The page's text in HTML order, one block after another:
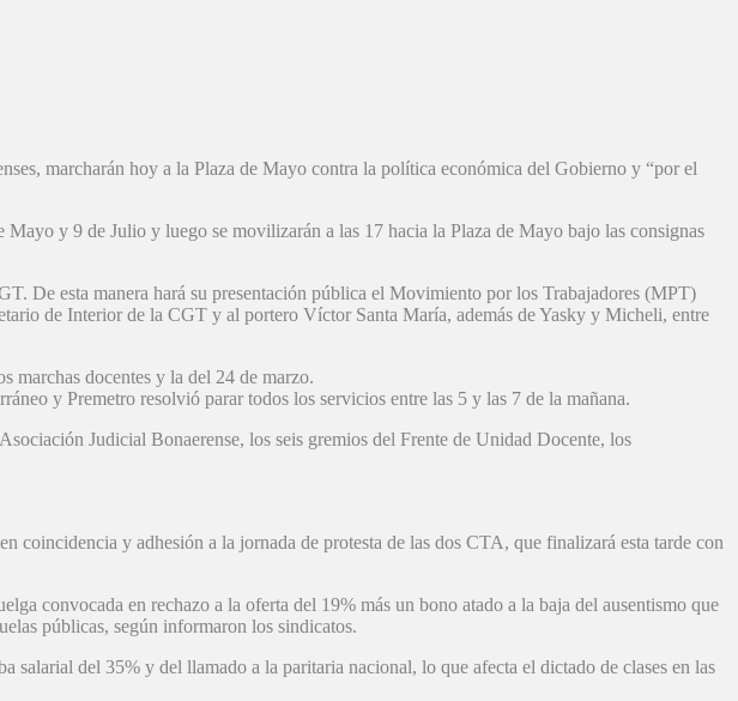
marcharán hoy a la Plaza de Mayo contra la política económica del Gobierno y “por el
y 9 de Julio y luego se movilizarán a las 17 hacia la Plaza de Mayo bajo las consignas
De esta manera hará su presentación pública el Movimiento por los Trabajadores (MPT)
de Interior de la CGT y al portero Víctor Santa María, además de Yasky y Micheli, entre
marchas docentes y la del 24 de marzo.
y Premetro resolvió parar todos los servicios entre las 5 y las 7 de la mañana.
Judicial Bonaerense, los seis gremios del Frente de Unidad Docente, los
coincidencia y adhesión a la jornada de protesta de las dos CTA, que finalizará esta tarde con
convocada en rechazo a la oferta del 19% más un bono atado a la baja del ausentismo que
públicas, según informaron los sindicatos.
salarial del 35% y del llamado a la paritaria nacional, lo que afecta el dictado de clases en las